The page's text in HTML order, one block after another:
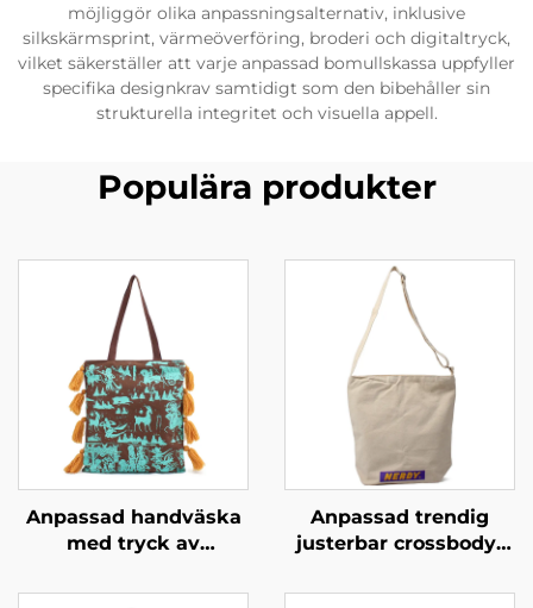
möjliggör olika anpassningsalternativ, inklusive
silkskärmsprint, värmeöverföring, broderi och digitaltryck,
vilket säkerställer att varje anpassad bomullskassa uppfyller
specifika designkrav samtidigt som den bibehåller sin
strukturella integritet och visuella appell.
Populära produkter
Anpassad handväska
med tryck av
hantverksmässig
Anpassad trendig
justerbar crossbody-
anpassade färger för